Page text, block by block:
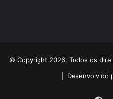
Governador
© Copyright 2026, Todos os
Desenvolvido